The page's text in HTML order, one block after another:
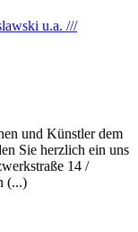
und Künstler dem
Sie herzlich ein uns
14 /
(...)